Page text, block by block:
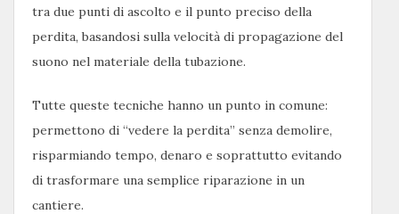
tra due punti di ascolto e il punto preciso della
perdita, basandosi sulla velocità di propagazione del
suono nel materiale della tubazione.
Tutte queste tecniche hanno un punto in comune:
permettono di “vedere la perdita” senza demolire,
risparmiando tempo, denaro e soprattutto evitando
di trasformare una semplice riparazione in un
cantiere.